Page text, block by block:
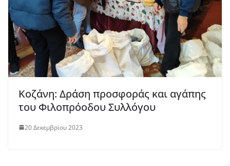
Κοζάνη: Δράση προσφοράς και αγάπης
του Φιλοπρόοδου Συλλόγου
20 Δεκεμβρίου 2023